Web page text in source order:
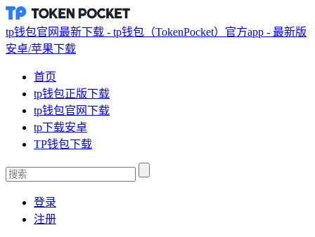
tp钱包官网最新下载 - tp钱包（TokenPocket）官方app - 最新版
安卓/苹果下载
首页
tp钱包正版下载
tp钱包官网下载
tp下载安卓
TP钱包下载
登录
注册